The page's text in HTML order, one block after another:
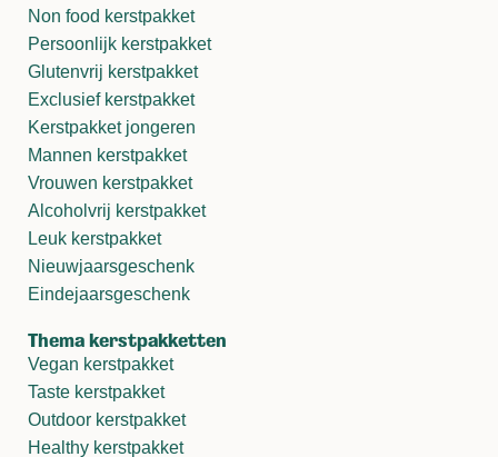
Non food kerstpakket
Persoonlijk kerstpakket
Glutenvrij kerstpakket
Exclusief kerstpakket
Kerstpakket jongeren
Mannen kerstpakket
Vrouwen kerstpakket
Alcoholvrij kerstpakket
Leuk kerstpakket
Nieuwjaarsgeschenk
Eindejaarsgeschenk
Thema kerstpakketten
Vegan kerstpakket
Taste kerstpakket
Outdoor kerstpakket
Healthy kerstpakket